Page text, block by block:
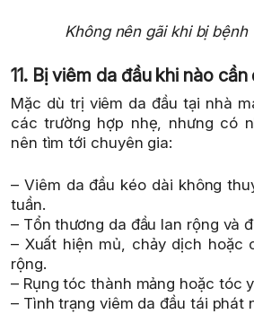
Không nên gãi khi bị bệnh
11. Bị viêm da đầu khi nào
Mặc dù trị viêm da đầu tại nhà
các trường hợp nhẹ, nhưng có
nên tìm tới chuyên gia:
– Viêm da đầu kéo dài không
tuần.
– Tổn thương da đầu lan rộng và
– Xuất hiện mủ, chảy dịch hoặc
rộng.
– Rụng tóc thành mảng hoặc tóc
– Tình trạng viêm da đầu tái phát